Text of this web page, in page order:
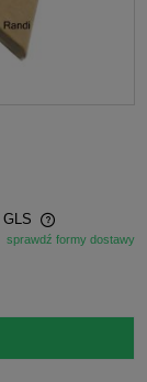
sprawdź formy dostawy